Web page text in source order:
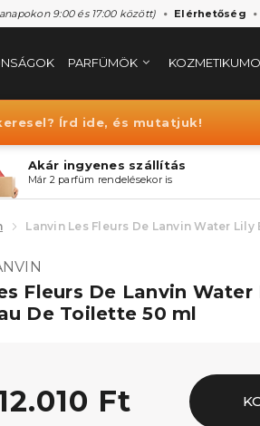
9:00 és 17:00 között) Elérhetőség
PARFÜMÖK
Írd ide, és mutatjuk!
Akár ingyenes szállítás
Már 2 parfüm rendelésekor is
Lanvin Les Fleurs De Lanvin Water
Fleurs De Lanvin Water
De Toilette 50 ml
Ft